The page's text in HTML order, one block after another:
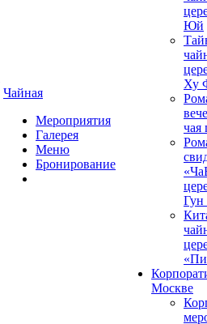
Чайная
Мероприятия
Галерея
Меню
Бронирование
Юй
Ху
Москве